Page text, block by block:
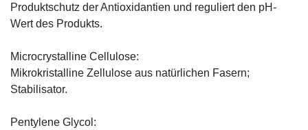
Produktschutz der Antioxidantien und reguliert den pH-
Wert des Produkts.
Microcrystalline Cellulose:
Mikrokristalline Zellulose aus natürlichen Fasern;
Stabilisator.
Pentylene Glycol: